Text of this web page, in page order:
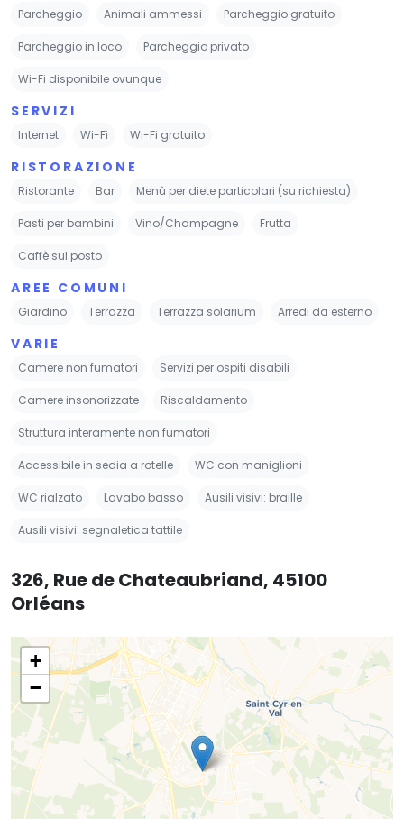
Parcheggio Animali ammessi Parcheggio gratuito
Parcheggio in loco Parcheggio privato
Wi-Fi disponibile ovunque
SERVIZI
Internet Wi-Fi Wi-Fi gratuito
RISTORAZIONE
Ristorante Bar Menù per diete particolari (su richiesta)
Pasti per bambini Vino/Champagne Frutta
Caffè sul posto
AREE COMUNI
Giardino Terrazza Terrazza solarium Arredi da esterno
VARIE
Camere non fumatori Servizi per ospiti disabili
Camere insonorizzate Riscaldamento
Struttura interamente non fumatori
Accessibile in sedia a rotelle WC con maniglioni
WC rialzato Lavabo basso Ausili visivi: braille
Ausili visivi: segnaletica tattile
326, Rue de Chateaubriand, 45100
Orléans
+
−